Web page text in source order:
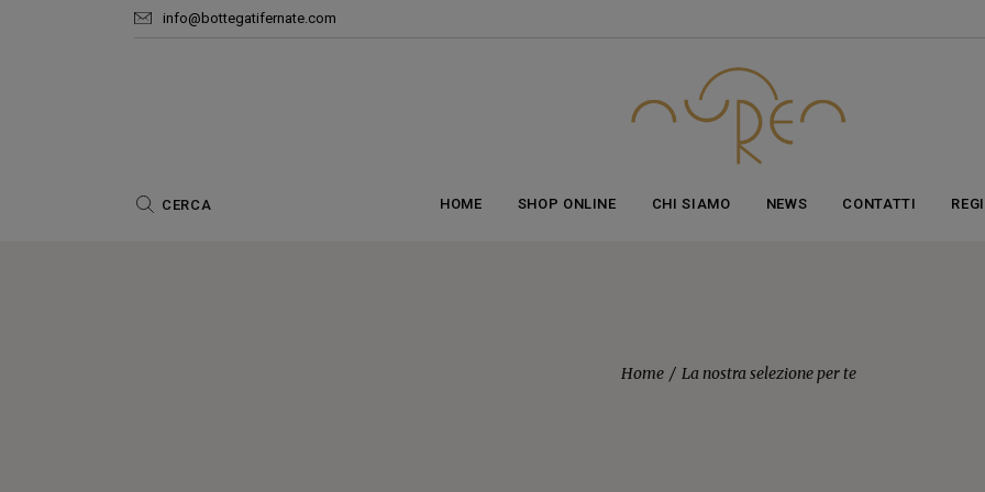
info@bottegatifernate.com
HOME SHOP ONLINE CHI SIAMO NEWS CONTATTI
Home La nostra selezione per te